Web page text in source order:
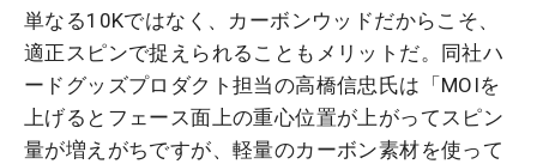
単なる10Kではなく、カーボンウッドだからこそ、
適正スピンで捉えられることもメリットだ。同社ハ
ードグッズプロダクト担当の高橋信忠氏は「MOIを
上げるとフェース面上の重心位置が上がってスピン
量が増えがちですが、軽量のカーボン素材を使って